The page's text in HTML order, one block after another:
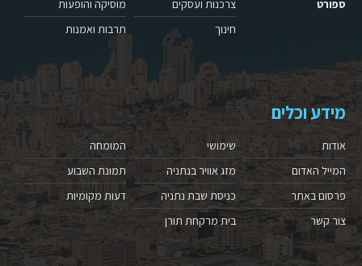
ספורט
צרכנות ועסקים
חינוך
מוסיקה והופעות
תרבות ואמנות
מידע וכלים
אודות
המייל האדום
פרסום באתר
צור קשר
שימושי
מזג אוויר בנתניה
כניסת שבת נתניה
בית מרקחת תורן
המומחה
תמונת השבוע
דעות מקומיות